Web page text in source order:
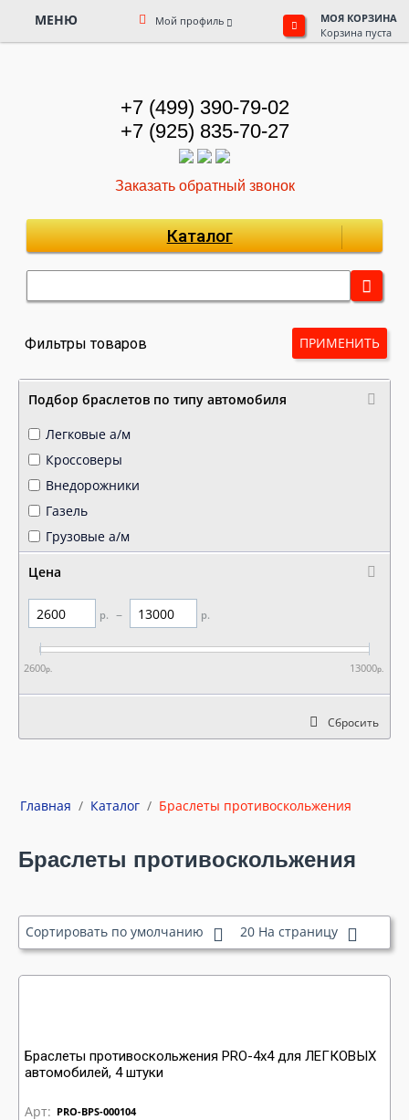
МЕНЮ Мой профиль
МОЯ КОРЗИНА
Корзина пуста
+7 (499) 390-79-02
+7 (925) 835-70-27
Заказать обратный звонок
Каталог
Фильтры товаров
Подбор браслетов по типу автомобиля
Легковые а/м
Кроссоверы
Внедорожники
Газель
Грузовые а/м
Цена
р – р
2600р 13000р
Сбросить
ПРИМЕНИТЬ
Главная / Каталог / Браслеты противоскольжения
Браслеты противоскольжения
Сортировать по умолчанию 20 На страницу
Браслеты противоскольжения PRO-4x4 для ЛЕГКОВЫХ
автомобилей, 4 штуки
Арт: PRO-BPS-000104